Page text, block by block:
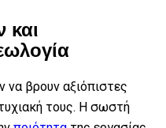
και
να βρουν αξιόπιστες
τους. Η σωστή